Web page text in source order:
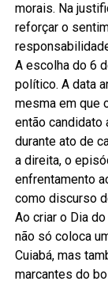
morais. Na
reforçar o
A escolha do 6
político. A data
mesma em que
então candidato
durante ato de
a direita, o
enfrentamento
como discurso
Ao criar o Dia
não só coloca
Cuiabá, mas
marcantes do